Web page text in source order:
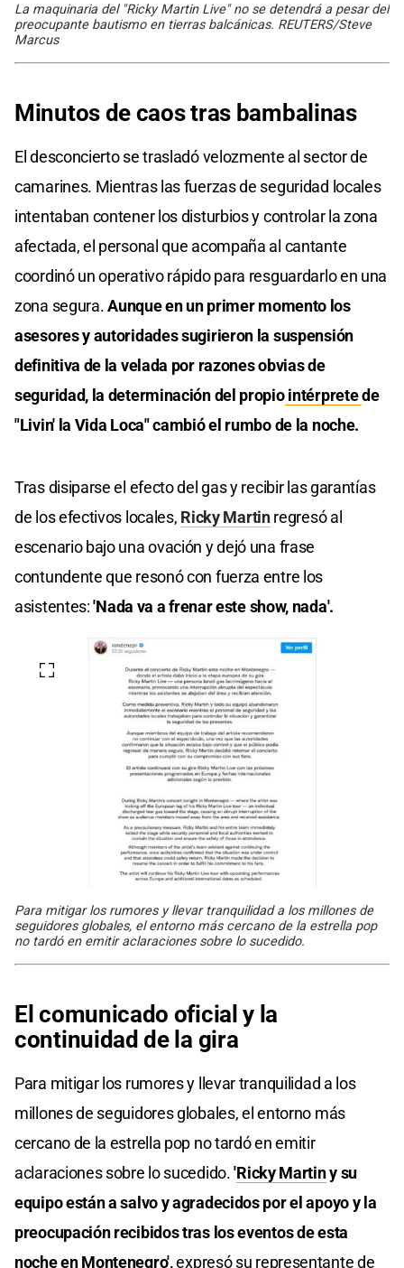
La maquinaria del "Ricky Martin Live" no se detendrá a pesar del
preocupante bautismo en tierras balcánicas. REUTERS/Steve
Marcus
Minutos de caos tras bambalinas
El desconcierto se trasladó velozmente al sector de
camarines. Mientras las fuerzas de seguridad locales
intentaban contener los disturbios y controlar la zona
afectada, el personal que acompaña al cantante
coordinó un operativo rápido para resguardarlo en una
zona segura.Aunque en un primer momento los
asesores y autoridades sugirieron la suspensión
definitiva de la velada por razones obvias de
seguridad, la determinación del propiointérpretede
"Livin' la Vida Loca" cambió el rumbo de la noche.
Tras disiparse el efecto del gas y recibir las garantías
de los efectivos locales, Ricky Martinregresó al
escenario bajo una ovación y dejó una frase
contundente que resonó con fuerza entre los
asistentes:'Nada va a frenar este show, nada'.
Para mitigar los rumores y llevar tranquilidad a los millones de
seguidores globales, el entorno más cercano de la estrella pop
no tardó en emitir aclaraciones sobre lo sucedido.
El comunicado oficial y la
continuidad de la gira
Para mitigar los rumores y llevar tranquilidad a los
millones de seguidores globales, el entorno más
cercano de la estrella pop no tardó en emitir
aclaraciones sobre lo sucedido.'Ricky Martiny su
equipo están a salvo y agradecidos por el apoyo y la
preocupación recibidos tras los eventos de esta
noche en Montenegro',expresó su representante de